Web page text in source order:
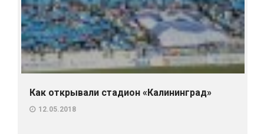
Как открывали стадион «Калининград»
12.05.2018